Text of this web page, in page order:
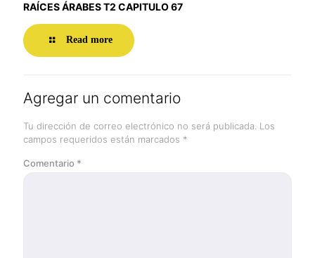
RAÍCES ÁRABES T2 CAPITULO 67
Read more
Agregar un comentario
Tu dirección de correo electrónico no será publicada. Los
campos requeridos están marcados *
Comentario *